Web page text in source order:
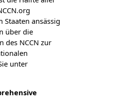
ansässig
über die
des NCCN zur
unter